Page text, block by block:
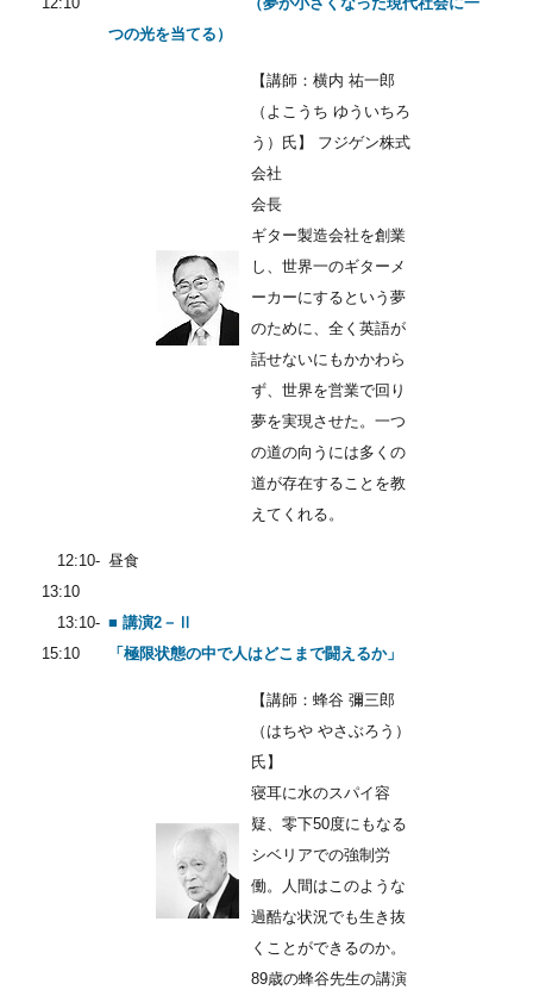
つの光を当てる）
【講師：横内 祐一郎
（よこうち ゆういちろ
う）氏】 フジゲン株式
会社
会長
ギター製造会社を創業
し、世界一のギターメ
ーカーにするという夢
のために、全く英語が
話せないにもかかわら
ず、世界を営業で回り
夢を実現させた。一つ
の道の向うには多くの
道が存在することを教
えてくれる。
12:10-
13:10
昼食
13:10-
15:10
■ 講演2－Ⅱ
「極限状態の中で人はどこまで闘えるか」
【講師：蜂谷 彌三郎
（はちや やさぶろう）
氏】
寝耳に水のスパイ容
疑、零下50度にもなる
シベリアでの強制労
働。人間はこのような
過酷な状況でも生き抜
くことができるのか。
89歳の蜂谷先生の講演